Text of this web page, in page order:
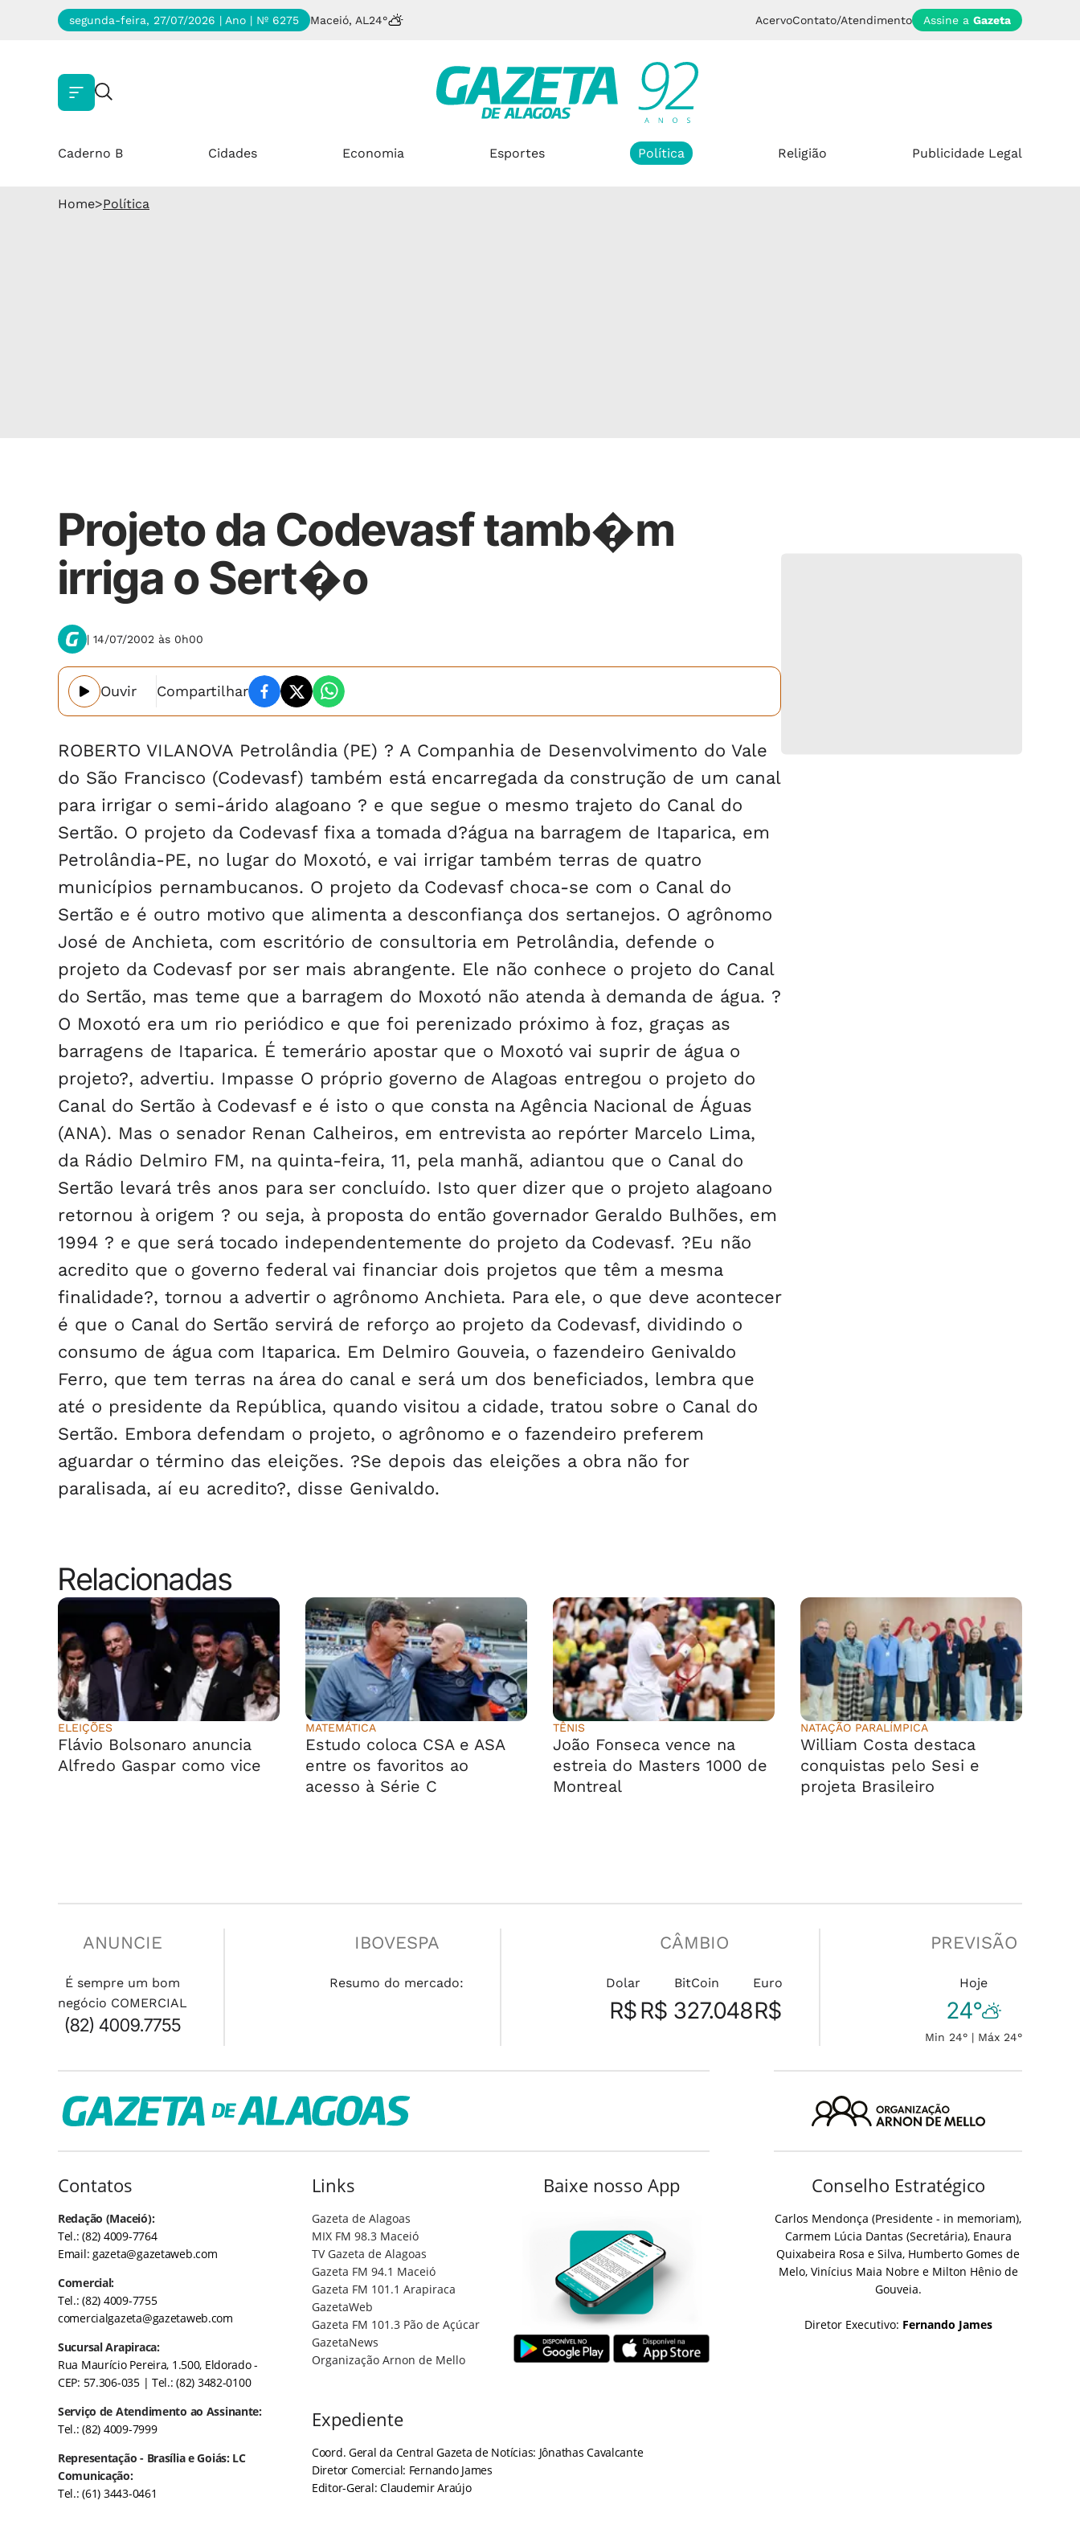
segunda-feira, 27/07/2026 | Ano | Nº 6275 Maceió, AL 24° AcervoContato/Atendimento Assine a Gazeta
Caderno B Cidades Economia Esportes Política Religião Publicidade Legal
Home>Política
Projeto da Codevasf tamb�m
irriga o Sert�o
| 14/07/2002 às 0h00
Ouvir Compartilhar
ROBERTO VILANOVA Petrolândia (PE) ? A Companhia de Desenvolvimento do Vale
do São Francisco (Codevasf) também está encarregada da construção de um canal
para irrigar o semi-árido alagoano ? e que segue o mesmo trajeto do Canal do
Sertão. O projeto da Codevasf fixa a tomada d?água na barragem de Itaparica, em
Petrolândia-PE, no lugar do Moxotó, e vai irrigar também terras de quatro
municípios pernambucanos. O projeto da Codevasf choca-se com o Canal do
Sertão e é outro motivo que alimenta a desconfiança dos sertanejos. O agrônomo
José de Anchieta, com escritório de consultoria em Petrolândia, defende o
projeto da Codevasf por ser mais abrangente. Ele não conhece o projeto do Canal
do Sertão, mas teme que a barragem do Moxotó não atenda à demanda de água. ?
O Moxotó era um rio periódico e que foi perenizado próximo à foz, graças as
barragens de Itaparica. É temerário apostar que o Moxotó vai suprir de água o
projeto?, advertiu. Impasse O próprio governo de Alagoas entregou o projeto do
Canal do Sertão à Codevasf e é isto o que consta na Agência Nacional de Águas
(ANA). Mas o senador Renan Calheiros, em entrevista ao repórter Marcelo Lima,
da Rádio Delmiro FM, na quinta-feira, 11, pela manhã, adiantou que o Canal do
Sertão levará três anos para ser concluído. Isto quer dizer que o projeto alagoano
retornou à origem ? ou seja, à proposta do então governador Geraldo Bulhões, em
1994 ? e que será tocado independentemente do projeto da Codevasf. ?Eu não
acredito que o governo federal vai financiar dois projetos que têm a mesma
finalidade?, tornou a advertir o agrônomo Anchieta. Para ele, o que deve acontecer
é que o Canal do Sertão servirá de reforço ao projeto da Codevasf, dividindo o
consumo de água com Itaparica. Em Delmiro Gouveia, o fazendeiro Genivaldo
Ferro, que tem terras na área do canal e será um dos beneficiados, lembra que
até o presidente da República, quando visitou a cidade, tratou sobre o Canal do
Sertão. Embora defendam o projeto, o agrônomo e o fazendeiro preferem
aguardar o término das eleições. ?Se depois das eleições a obra não for
paralisada, aí eu acredito?, disse Genivaldo.
Relacionadas
ELEIÇÕES
Flávio Bolsonaro anuncia
Alfredo Gaspar como vice
MATEMÁTICA
Estudo coloca CSA e ASA
entre os favoritos ao
acesso à Série C
TÊNIS
João Fonseca vence na
estreia do Masters 1000 de
Montreal
NATAÇÃO PARALÍMPICA
William Costa destaca
conquistas pelo Sesi e
projeta Brasileiro
ANUNCIE
É sempre um bom
negócio COMERCIAL
(82) 4009.7755
IBOVESPA
Resumo do mercado:
CÂMBIO
Dolar
R$
BitCoin
R$ 327.048
Euro
R$
PREVISÃO
Hoje
24°
Min 24° | Máx 24°
Contatos
Redação (Maceió):
Tel.: (82) 4009-7764
Email:gazeta@gazetaweb.com
Comercial:
Tel.: (82) 4009-7755
comercialgazeta@gazetaweb.com
Sucursal Arapiraca:
Rua Maurício Pereira, 1.500, Eldorado -
CEP: 57.306-035 | Tel.: (82) 3482-0100
Serviço de Atendimento ao Assinante:
Tel.: (82) 4009-7999
Representação - Brasília e Goiás: LC
Comunicação:
Tel.: (61) 3443-0461
Links
Gazeta de Alagoas
MIX FM 98.3 Maceió
TV Gazeta de Alagoas
Gazeta FM 94.1 Maceió
Gazeta FM 101.1 Arapiraca
GazetaWeb
Gazeta FM 101.3 Pão de Açúcar
GazetaNews
Organização Arnon de Mello
Expediente
Coord. Geral da Central Gazeta de Notícias: Jônathas Cavalcante
Diretor Comercial: Fernando James
Editor-Geral: Claudemir Araújo
Baixe nosso App Conselho Estratégico
Carlos Mendonça (Presidente - in memoriam),
Carmem Lúcia Dantas (Secretária), Enaura
Quixabeira Rosa e Silva, Humberto Gomes de
Melo, Vinícius Maia Nobre e Milton Hênio de
Gouveia.
Diretor Executivo: Fernando James